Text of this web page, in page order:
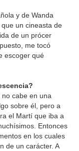
y de Wanda
un cineasta de
de un prócer
me tocó
escoger qué
cabe en una
sobre él, pero a
el Martí que iba a
Entonces
en los cuales
de un carácter. A